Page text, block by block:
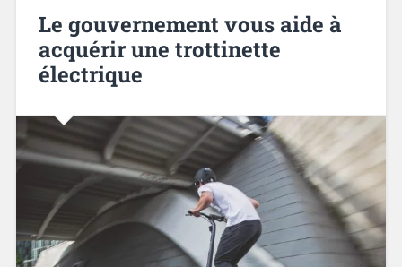
Le gouvernement vous aide à
acquérir une trottinette
électrique